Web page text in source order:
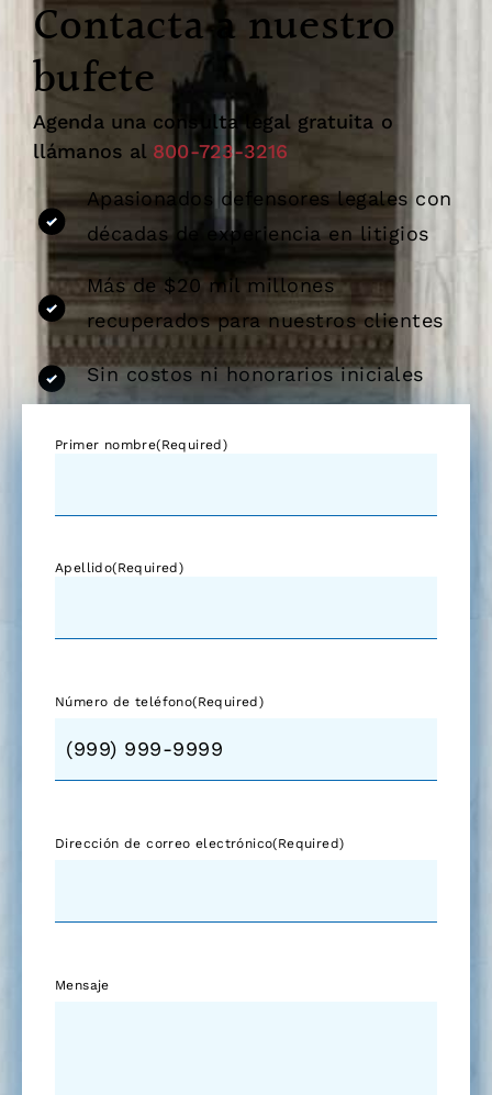
Contacta a nuestro
bufete
Agenda una consulta legal gratuita o
llámanos al 800-723-3216
Apasionados defensores legales con
décadas de experiencia en litigios
Más de $20 mil millones
recuperados para nuestros clientes
Sin costos ni honorarios iniciales
Primer nombre(Required)
Apellido(Required)
Número de teléfono(Required)
Dirección de correo electrónico(Required)
Mensaje